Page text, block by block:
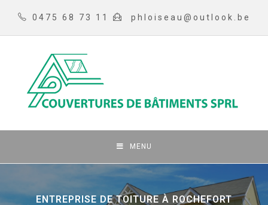
0475 68 73 11 phloiseau@outlook.be
MENU
ENTREPRISE DE TOITURE À ROCHEFORT